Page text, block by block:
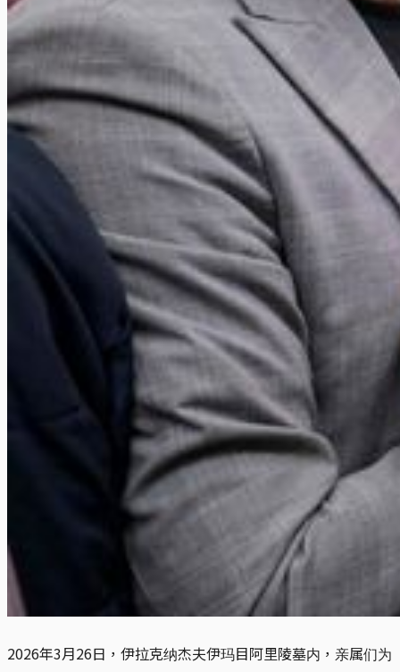
2026年3月26日，伊拉克纳杰夫伊玛目阿里陵墓内，亲属们为